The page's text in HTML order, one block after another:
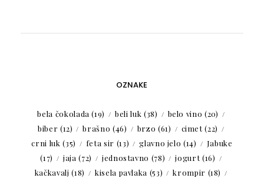
OZNAKE
bela čokolada (19) beli luk (38) belo vino (20)
biber (12) brašno (46) brzo (61) cimet(22)
crni luk (35) feta sir (13) glavno jelo (14)
Jabuke
(17)
jaja (72) jednostavno (78) jogurt(16)
kačkavalj (18) kisela pavlaka (53) krompir (18)